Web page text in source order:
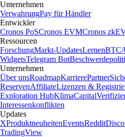
Unternehmen
VerwahrungPay für Händler
Entwickler
Cronos PoSCronos EVMCronos
Ressourcen
ForschungMarkt-UpdatesLernenBTC/
WidgetsTelegram Bot
Unternehmen
Über unsRoadmapKarrierePartner
ReservenAffiliateLizenzen &
Exploration HubKlimaCapital
Interessenkonflikten
Updates
XProduktneuheitenEventsReddit
TradingView